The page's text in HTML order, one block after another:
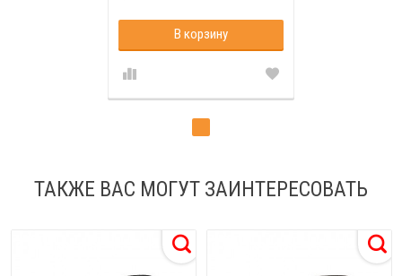
В корзину
ТАКЖЕ ВАС МОГУТ ЗАИНТЕРЕСОВАТЬ